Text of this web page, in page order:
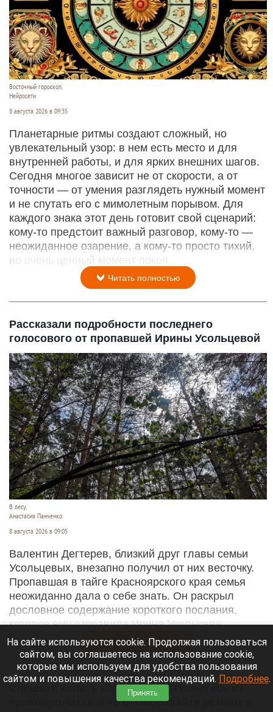
Восточный гороскоп.
Нейросети
8 августа 2026 в 09:35
Планетарные ритмы создают сложный, но
увлекательный узор: в нем есть место и для
внутренней работы, и для ярких внешних шагов.
Сегодня многое зависит не от скорости, а от
точности — от умения разглядеть нужный момент
и не спутать его с мимолетным порывом. Для
каждого знака этот день готовит свой сценарий:
кому‑то предстоит важный разговор, кому‑то —
неожиданное озарение, а кому‑то просто тихий,
но очень ценный момент покоя.
Читать полностью
Рассказали подробности последнего
голосового от пропавшей Ирины Усольцевой
В лесу.
Анастасия Панченко
8 августа 2026 в 09:05
Валентин Дегтерев, близкий друг главы семьи
Усольцевых, внезапно получил от них весточку.
Пропавшая в тайге Красноярского края семья
неожиданно дала о себе знать. Он раскрыл
дословное содержание короткого послания,
которое ему отправила Ирина Усольцева.
Читать полностью
Спешите копать картофель, откажитесь от
кровопролития и не откладывайте ремонт в
На сайте используются cookie. Продолжая пользоваться
сайтом, вы соглашаетесь на использование cookie,
которые мы используем для удобства пользования
сайтом и повышения качества рекомендаций. Подробнее.
Принять